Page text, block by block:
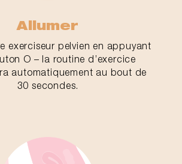
Allumer
exerciseur pelvien en appuyant
O – la routine d’exercice
automatiquement au bout de
30 secondes.